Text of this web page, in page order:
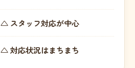
△ スタッフ対応が中心
△ 対応状況はまちまち